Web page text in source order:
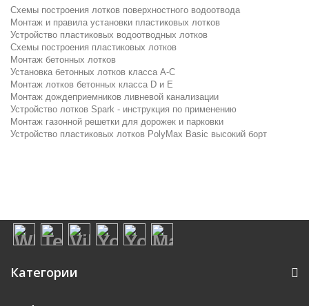
Схемы построения лотков поверхностного водоотвода
Монтаж и правила установки пластиковых лотков
Устройство пластиковых водоотводных лотков
Схемы построения пластиковых лотков
Монтаж бетонных лотков
Установка бетонных лотков класса A-C
Монтаж лотков бетонных класса D и E
Монтаж дождеприемников ливневой канализации
Устройство лотков Spark - инструкция по применению
Монтаж газонной решетки для дорожек и парковки
Устройство пластиковых лотков PolyMax Basic высокий борт
Категории